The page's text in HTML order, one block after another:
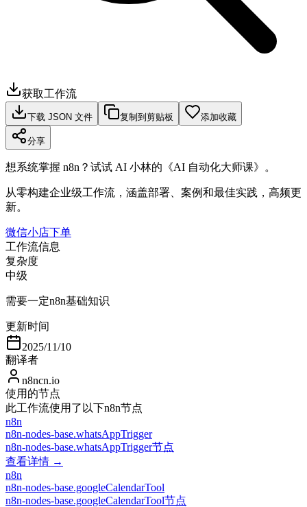
获取工作流
下载 JSON 文件 复制到剪贴板 添加收藏
分享
想系统掌握 n8n？试试 AI 小林的《AI 自动化大师课》。
从零构建企业级工作流，涵盖部署、案例和最佳实践，高频更
新。
微信小店下单
工作流信息
复杂度
中级
需要一定n8n基础知识
更新时间
2025/11/10
翻译者
n8ncn.io
使用的节点
此工作流使用了以下n8n节点
n8n
n8n-nodes-base.whatsAppTrigger
n8n-nodes-base.whatsAppTrigger节点
查看详情 →
n8n
n8n-nodes-base.googleCalendarTool
n8n-nodes-base.googleCalendarTool节点